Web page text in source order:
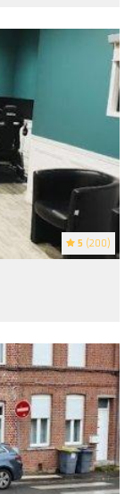
5 (200)